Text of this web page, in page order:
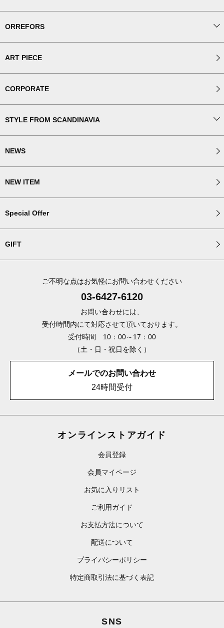
ORREFORS
ART PIECE
CORPORATE
STYLE FROM SCANDINAVIA
NEWS
NEW ITEM
Special Offer
GIFT
ご不明な点はお気軽にお問い合わせください
03-6427-6120
お問い合わせには、
受付時間内にて対応させて頂いております。
受付時間 10：00～17：00
（土・日・祝日を除く）
メールでのお問い合わせ
24時間受付
オンラインストアガイド
会員登録
会員マイページ
お気に入りリスト
ご利用ガイド
お支払方法について
配送について
プライバシーポリシー
特定商取引法に基づく表記
SNS